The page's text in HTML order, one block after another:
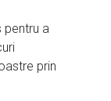
pentru a
prin